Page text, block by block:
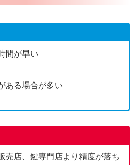
間が早い
ある場合が多い
売店、鍵専門店より精度が落ち